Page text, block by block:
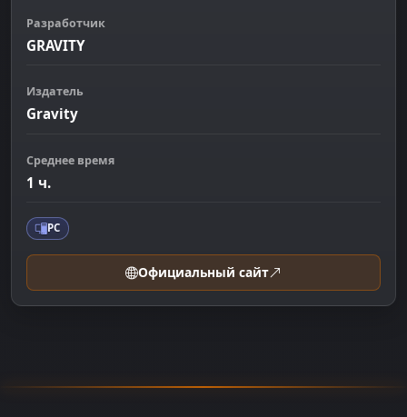
Разработчик
GRAVITY
Издатель
Gravity
Среднее время
1 ч.
PC
Официальный сайт